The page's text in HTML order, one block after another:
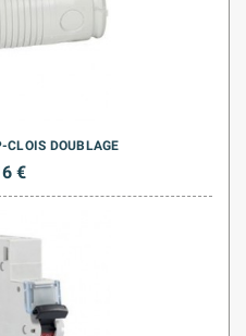
CLOIS DOUBLAGE
€